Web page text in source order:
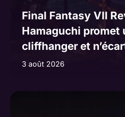
Final Fantasy VII
Hamaguchi promet
cliffhanger et
3 août 2026